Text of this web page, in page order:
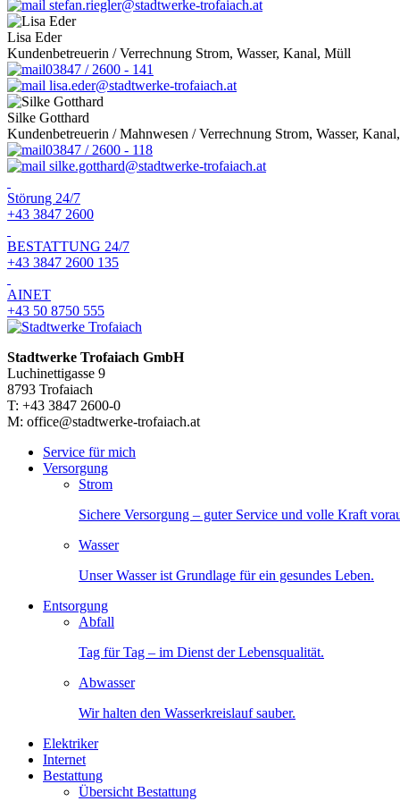
stefan.riegler@stadtwerke-trofaiach.at
Lisa Eder
Kundenbetreuerin / Verrechnung Strom, Wasser, Kanal, Müll
03847 / 2600 - 141
lisa.eder@stadtwerke-trofaiach.at
Silke Gotthard
Kundenbetreuerin / Mahnwesen / Verrechnung Strom, Wasser,
03847 / 2600 - 118
silke.gotthard@stadtwerke-trofaiach.at
Störung 24/7
+43 3847 2600
BESTATTUNG 24/7
+43 3847 2600 135
AINET
+43 50 8750 555
Stadtwerke Trofaiach GmbH
Luchinettigasse 9
8793 Trofaiach
T: +43 3847 2600-0
M: office@stadtwerke-trofaiach.at
Service für mich
Versorgung
Strom
Sichere Versorgung – guter Service und volle Kraft
Wasser
Unser Wasser ist Grundlage für ein gesundes Leben.
Entsorgung
Abfall
Tag für Tag – im Dienst der Lebensqualität.
Abwasser
Wir halten den Wasserkreislauf sauber.
Elektriker
Internet
Bestattung
Übersicht Bestattung